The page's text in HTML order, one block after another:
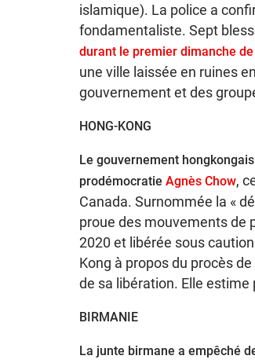
islamique). La police a
fondamentaliste. Sept
durant le premier dimanche de
une ville laissée en ruines
gouvernement et des
HONG-KONG
Le gouvernement hongkongais
prodémocratie Agnès Chow,
Canada. Surnommée la «
proue des mouvements de
2020 et libérée sous
Kong à propos du procès
de sa libération. Elle estime
BIRMANIE
La junte birmane a empêché